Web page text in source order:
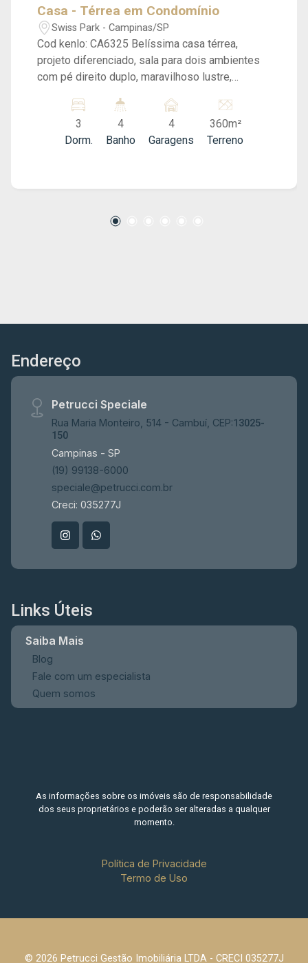
Casa - Térrea em Condomínio
Swiss Park - Campinas/SP
Cod kenlo: CA6325 Belíssima casa térrea,
projeto diferenciado, sala para dois ambientes
com pé direito duplo, maravilhoso lustre,
3 suítes, sendo 1 master com closet. planejados
em toda casa, Acabamento moderno e de muito
bom gosto. 4 vagas de garagem, sendo 2
de imóveis. Contamos com um departamento
profissionais experientes prontos para
há de melhor no mercado imobiliário. Consulte-
035277J).
3
Dorm.
4
Banho
4
Garagens
360m²
Terreno
Endereço
Petrucci Speciale
Rua Maria Monteiro, 514 - Cambuí, CEP:13025-
150
Campinas - SP
(19) 99138-6000
speciale@petrucci.com.br
Creci: 035277J
Links Úteis
Saiba Mais
Blog
Fale com um especialista
Quem somos
As informações sobre os imóveis são de responsabilidade
dos seus proprietários e poderão ser alteradas a qualquer
momento.
Política de Privacidade
Termo de Uso
© 2026 Petrucci Gestão Imobiliária LTDA - CRECI 035277J